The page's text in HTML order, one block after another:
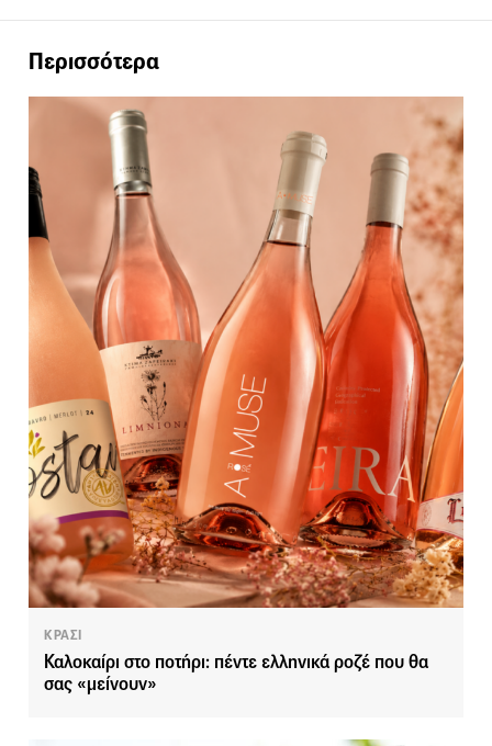
Περισσότερα
ΚΡΑΣΙ
Καλοκαίρι στο ποτήρι: πέντε ελληνικά ροζέ που θα
σας «μείνουν»